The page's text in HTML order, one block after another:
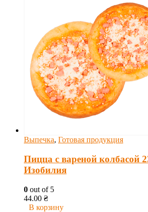
Выпечка, Готовая продукция
Пицца с вареной колбасой
Изобилия
0 out of 5
44.00 ₴
В корзину